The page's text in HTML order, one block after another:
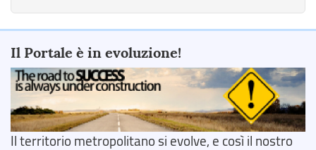
Il Portale è in evoluzione!
Il territorio metropolitano si evolve, e così il nostro